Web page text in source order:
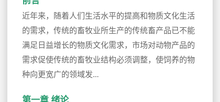
近年来，随着人们生活水平的提高和物质文化生活
的需求，传统的畜牧业所生产的传统畜产品已不能
满足日益增长的物质文化需求，市场对动物产品的
需求促使传统的畜牧业结构必须调整，使饲养的物
种向更宽广的领域发...
第一章 绪论